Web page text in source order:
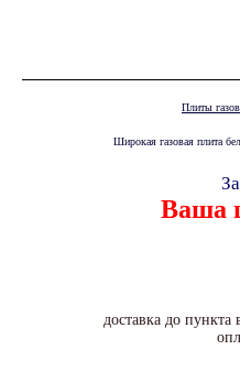
Плиты
Широкая газовая плита
Ваша
доставка до